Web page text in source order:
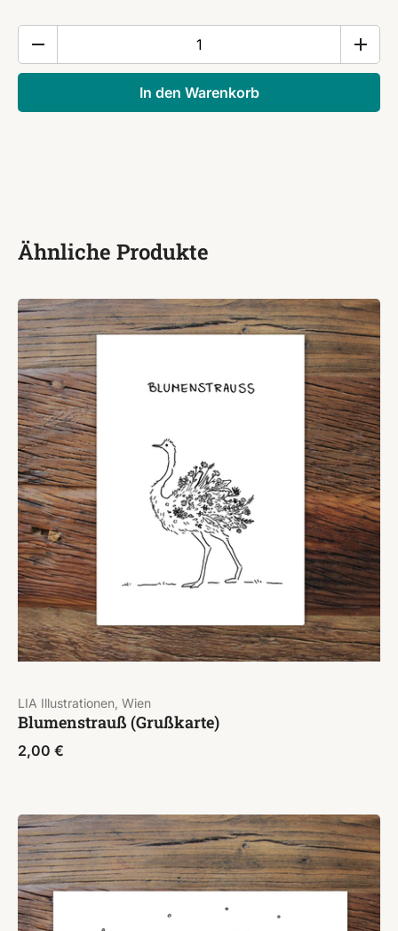
Größe
In den Warenkorb
Ähnliche Produkte
LIA Illustrationen, Wien
Blumenstrauß (Grußkarte)
2,00 €